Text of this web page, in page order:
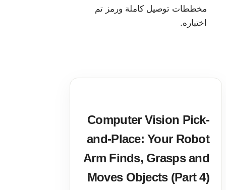
مخططات توصيل كاملة ورمز تم
اختباره.
Computer Vision Pick-
and-Place: Your Robot
Arm Finds, Grasps and
Moves Objects (Part 4)